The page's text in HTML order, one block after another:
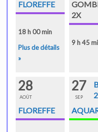
FLOREFFE
18 h 00 min
Plus de détails
»
2X
9 h 45
28
AOÛT
FLOREFFE
27
SEP